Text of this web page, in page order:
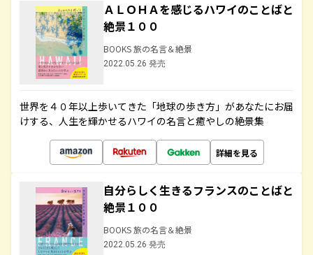
ＡＬＯＨＡを感じるハワイのことばと
絶景１００
BOOKS 旅の名言＆絶景
2022.05.26 発売
世界を４０年以上歩いてきた「地球の歩き方」があなたにお届
けする、人生を輝かせるハワイの名言と癒やしの絶景集
詳細を見る
自分らしく生きるフランスのことばと
絶景１００
BOOKS 旅の名言＆絶景
2022.05.26 発売